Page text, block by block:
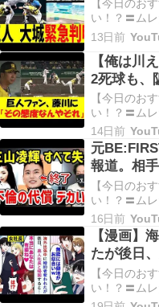
野球関連の
チャンネル
…
【今日のお
い！？〓ム
い込み…今日
の本物の熟
【YouTube
き」さんの
ら、「巨人
タ…
13日前
【俺は川
2死球も、
トに巨人
球情報】
【今日のお
い！？〓ム
い込み…今日
の本物の熟
【YouTube
ニュースを
がやたらと
人の対戦…
14日前
元
報道。相
つき”だっ
【今日のお
い！？〓ム
い込み…今日
の本物の熟
【YouTube
スで話題に
輝さんと元
ダ…
16日前
【漫画】
たが後日
元カノと
て...【恋
【今日のお
い！？〓ム
い込み…今日